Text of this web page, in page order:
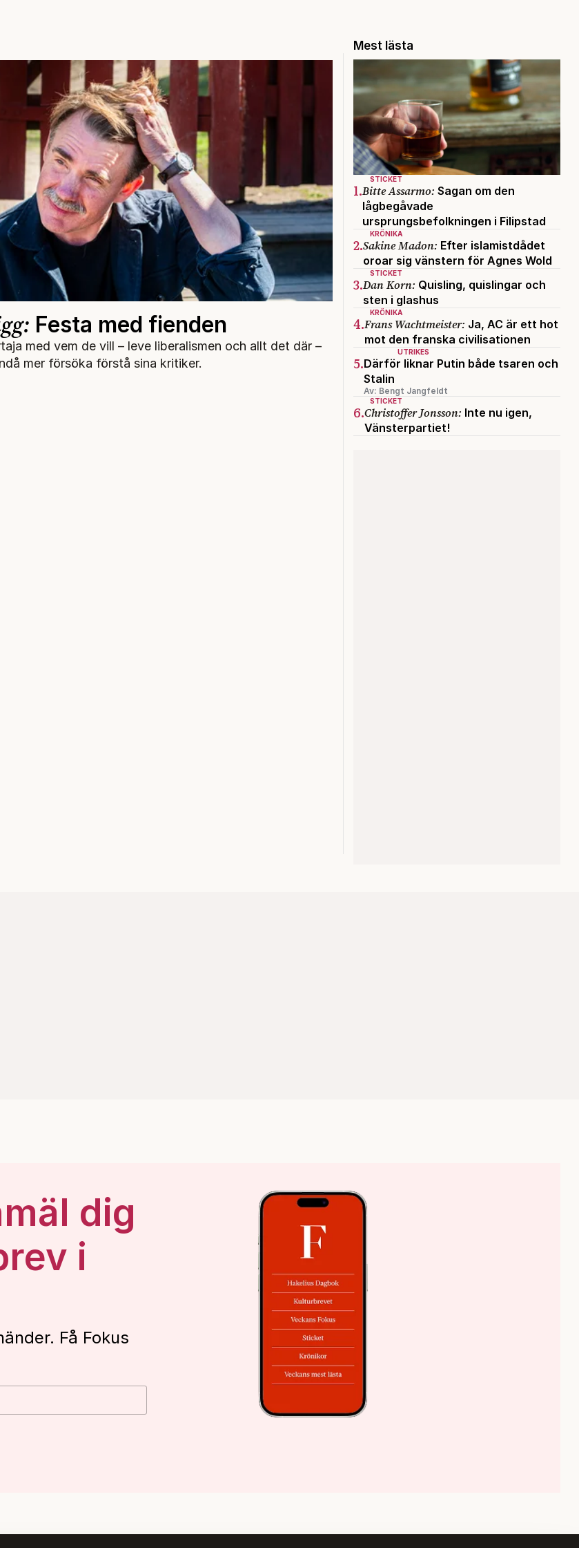
Festa med fienden
med vem de vill – leve liberalismen och allt det där –
mer försöka förstå sina kritiker.
Mest lästa
STICKET
1.Bitte Assarmo: Sagan om den
lågbegåvade
ursprungsbefolkningen i Filipstad
KRÖNIKA
2.Sakine Madon: Efter islamistdådet
oroar sig vänstern för Agnes Wold
STICKET
3.Dan Korn: Quisling, quislingar och
sten i glashus
KRÖNIKA
4.Frans Wachtmeister: Ja, AC är ett hot
mot den franska civilisationen
UTRIKES
5.Därför liknar Putin både tsaren och
Stalin
Av: Bengt Jangfeldt
STICKET
6.Christoffer Jonsson: Inte nu igen,
Vänsterpartiet!
dig
i
Få Fokus